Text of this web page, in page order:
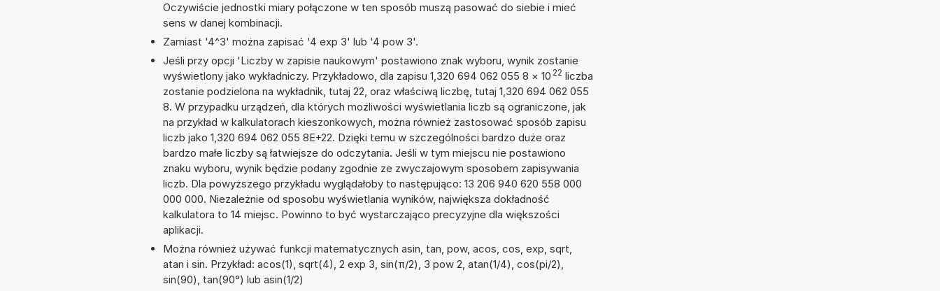
Oczywiście jednostki miary połączone w ten sposób muszą pasować do siebie i mieć
sens w danej kombinacji.
Zamiast '4^3' można zapisać '4 exp 3' lub '4 pow 3'.
Jeśli przy opcji 'Liczby w zapisie naukowym' postawiono znak wyboru, wynik zostanie
wyświetlony jako wykładniczy. Przykładowo, dla zapisu 1,320 694 062 055 8 × 10 22 liczba
zostanie podzielona na wykładnik, tutaj 22, oraz właściwą liczbę, tutaj 1,320 694 062 055
8. W przypadku urządzeń, dla których możliwości wyświetlania liczb są ograniczone, jak
na przykład w kalkulatorach kieszonkowych, można również zastosować sposób zapisu
liczb jako 1,320 694 062 055 8E+22. Dzięki temu w szczególności bardzo duże oraz
bardzo małe liczby są łatwiejsze do odczytania. Jeśli w tym miejscu nie postawiono
znaku wyboru, wynik będzie podany zgodnie ze zwyczajowym sposobem zapisywania
liczb. Dla powyższego przykładu wyglądałoby to następująco: 13 206 940 620 558 000
000 000. Niezależnie od sposobu wyświetlania wyników, największa dokładność
kalkulatora to 14 miejsc. Powinno to być wystarczająco precyzyjne dla większości
aplikacji.
Można również używać funkcji matematycznych asin, tan, pow, acos, cos, exp, sqrt,
atan i sin. Przykład: acos(1), sqrt(4), 2 exp 3, sin(π/2), 3 pow 2, atan(1/4), cos(pi/2),
sin(90), tan(90°) lub asin(1/2)